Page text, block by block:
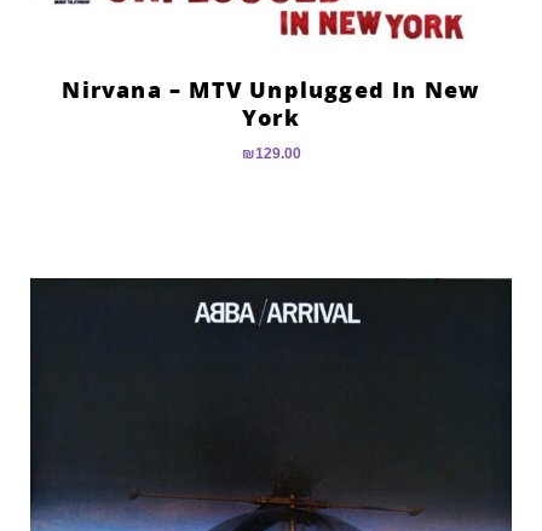
Nirvana – MTV Unplugged In New
York
₪129.00